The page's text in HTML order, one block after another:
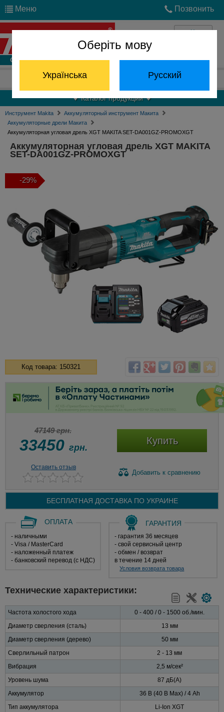
Оберіть мову
Українська Русский
Меню Позвонить
Войти
Отдел запчастей: (068) 824-24-24
Каталог продукции
Инструмент Makita
Аккумуляторный инструмент Макита
Аккумуляторные дрели Макита
Аккумуляторная угловая дрель XGT MAKITA SET-DA001GZ-PROMOXGT
Аккумуляторная угловая дрель XGT MAKITA
SET-DA001GZ-PROMOXGT
-29%
Код товара: 150321
47149 грн.
33450 грн.
Купить
Оставить отзыв
Добавить к сравнению
БЕСПЛАТНАЯ ДОСТАВКА ПО УКРАИНЕ
ОПЛАТА
- наличными
- Visa / MasterCard
- наложенный платеж
- банковский перевод (с НДС)
ГАРАНТИЯ
- гарантия 36 месяцев
- свой сервисный центр
- обмен / возврат
в течение 14 дней
Условия возврата товара
Технические характеристики:
Частота холостого хода
0 - 400 / 0 - 1500 об./мин.
Диаметр сверления (сталь)
13 мм
Диаметр сверления (дерево)
50 мм
Сверлильный патрон
2 - 13 мм
Вибрация
2,5 м/сек²
Уровень шума
87 дБ(А)
Аккумулятор
36 В (40 В Max) / 4 Ah
Тип аккумулятора
Li-Ion XGT